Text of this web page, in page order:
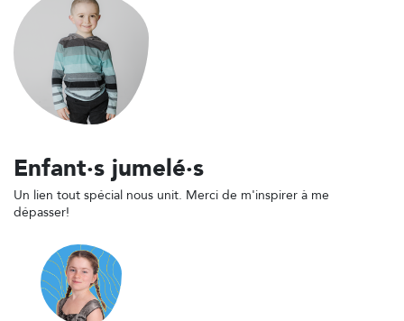
Enfant·s jumelé·s
Un lien tout spécial nous unit. Merci de m'inspirer à me
dépasser!